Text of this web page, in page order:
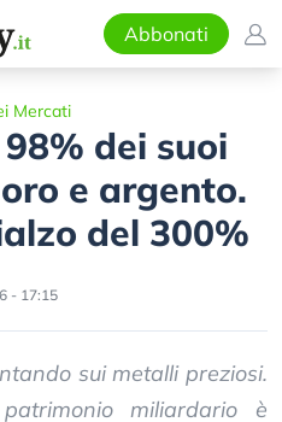
Abbonati
Mercati
dei suoi
e argento.
del 300%
- 17:15
sui metalli preziosi.
miliardario è